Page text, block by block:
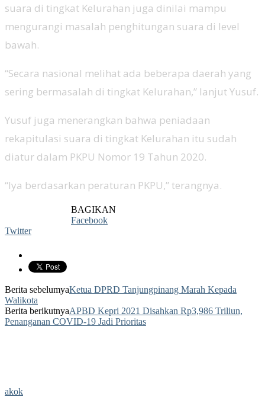
suara di tingkat Kelurahan juga dinilai mampu
mengurangi masalah penghitungan suara di level
bawah.
“Secara nasional melihat ada beberapa daerah yang
sering bermasalah di tingkat Kelurahan,” lanjut Yusuf.
Yusuf juga menerangkan bahwa peniadaan
rekapitulasi suara di tingkat Kelurahan itu sudah
diatur dalam PKPU Nomor 19 Tahun 2020.
“Iya berdasarkan peraturan PKPU,” terangnya.
BAGIKAN
Facebook
Twitter
Berita sebelumyaKetua DPRD Tanjungpinang Marah Kepada
Walikota
Berita berikutnyaAPBD Kepri 2021 Disahkan Rp3,986 Triliun,
Penanganan COVID-19 Jadi Prioritas
akok